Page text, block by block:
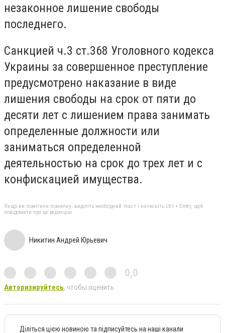
незаконное лишение свободы
последнего.
Санкцией ч.3 ст.368 Уголовного кодекса
Украины за совершенное преступление
предусмотрено наказание в виде
лишения свободы на срок от пяти до
десяти лет с лишением права занимать
определенные должности или
заниматься определенной
деятельностью на срок до трех лет и с
конфискацией имущества.
Якщо ви помітили помилку, виділіть необхідний текст і натисніть Ctrl + Enter, щоб
повідомити про це редакцію
Никитин Андрей Юрьевич
0,0
Авторизируйтесь, чтобы оценить
Діліться цією новиною та підписуйтесь на наші канали